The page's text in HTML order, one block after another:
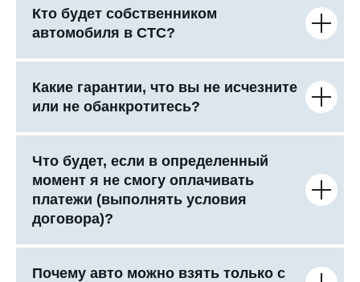
Кто будет собственником
автомобиля в СТС?
Какие гарантии, что вы не исчезните
или не обанкротитесь?
Что будет, если в определенный
момент я не смогу оплачивать
платежи (выполнять условия
договора)?
Почему авто можно взять только с